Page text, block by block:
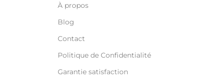
À propos
Blog
Contact
Politique de Confidentialité
Garantie satisfaction